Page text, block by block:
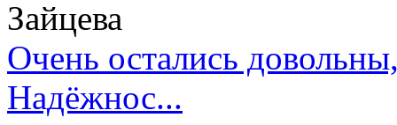
Зайцева
Очень остались
Надёжнос...